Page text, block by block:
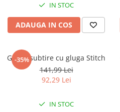
IN STOC
ADAUGA IN COS
-35%
Geaca subtire cu gluga Stitch
141,99 Lei
92,29 Lei
IN STOC